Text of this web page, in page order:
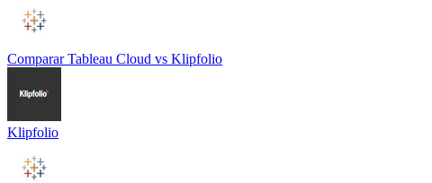
Comparar Tableau Cloud vs Klipfolio
Klipfolio